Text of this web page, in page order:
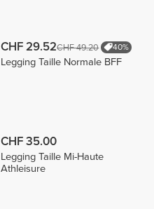
CHF 29.52CHF 49.20 40%
Legging Taille Normale BFF
CHF 35.00
Legging Taille Mi-Haute
Athleisure